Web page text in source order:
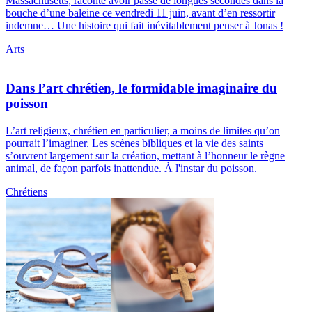
bouche d’une baleine ce vendredi 11 juin, avant d’en ressortir
indemne… Une histoire qui fait inévitablement penser à Jonas !
Arts
Dans l’art chrétien, le formidable imaginaire du
poisson
L’art religieux, chrétien en particulier, a moins de limites qu’on
pourrait l’imaginer. Les scènes bibliques et la vie des saints
s’ouvrent largement sur la création, mettant à l’honneur le règne
animal, de façon parfois inattendue. À l'instar du poisson.
Chrétiens